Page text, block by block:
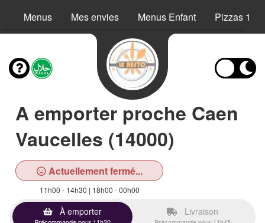
Menus Mes envies Menus Enfant Pizzas 1
A emporter proche Caen
Vaucelles (14000)
Actuellement fermé...
11h00 - 14h30 | 18h00 - 00h00
À emporter Livraison